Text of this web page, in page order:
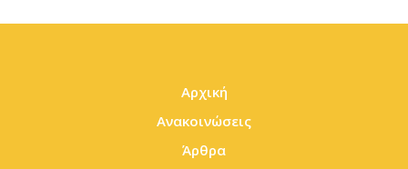
Αρχική
Ανακοινώσεις
Άρθρα